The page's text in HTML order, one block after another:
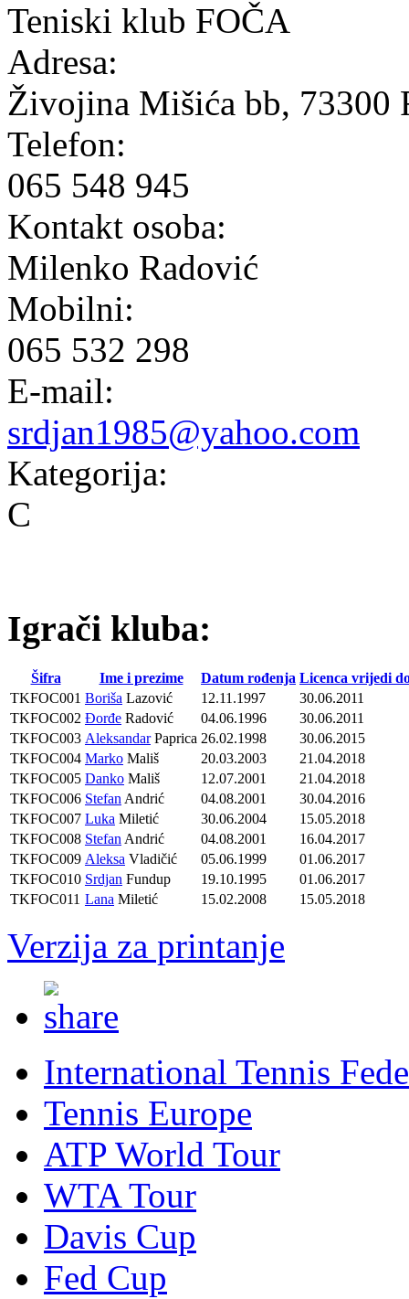
Teniski klub FOČA
Adresa:
Živojina Mišića bb, 73300
Telefon:
065 548 945
Kontakt osoba:
Milenko Radović
Mobilni:
065 532 298
E-mail:
srdjan1985@yahoo.com
Kategorija:
C
Igrači kluba:
Šifra Ime i prezime Datum rođenja Licenca vrijedi
TKFOC001 Boriša Lazović 12.11.1997
30.06.2011
TKFOC002 Đorđe Radović 04.06.1996
30.06.2011
TKFOC003 AleksandarPaprica 26.02.1998
30.06.2015
TKFOC004 Marko Mališ 20.03.2003
21.04.2018
TKFOC005 Danko Mališ 12.07.2001
21.04.2018
TKFOC006 Stefan Andrić 04.08.2001
30.04.2016
TKFOC007 Luka Miletić 30.06.2004
15.05.2018
TKFOC008 Stefan Andrić 04.08.2001
16.04.2017
TKFOC009 Aleksa Vladičić 05.06.1999
01.06.2017
TKFOC010 Srdjan Fundup 19.10.1995
01.06.2017
TKFOC011 Lana Miletić 15.02.2008 15.05.2018
Verzija za printanje
International Tennis
Tennis Europe
ATP World Tour
WTA Tour
Davis Cup
Fed Cup